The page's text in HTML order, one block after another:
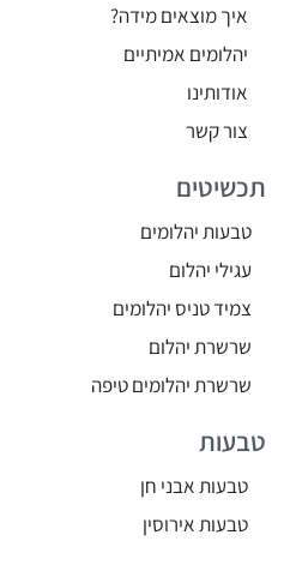
איך מוצאים מידה?
יהלומים אמיתיים
אודותינו
צור קשר
תכשיטים
טבעות יהלומים
עגילי יהלום
צמיד טניס יהלומים
שרשרת יהלום
שרשרת יהלומים טיפה
טבעות
טבעות אבני חן
טבעות אירוסין